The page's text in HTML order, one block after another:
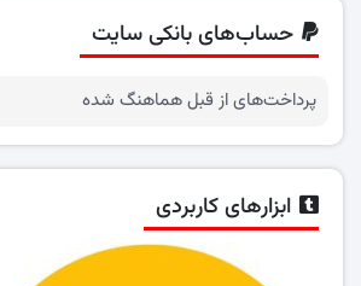
حساب‌های بانکی سایت
پرداخت‌های از قبل هماهنگ شده
ابزارهای کاربردی